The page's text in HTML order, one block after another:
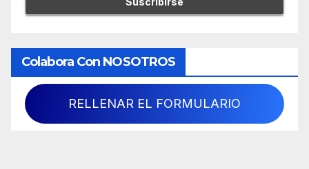
Colabora Con NOSOTROS
RELLENAR EL FORMULARIO